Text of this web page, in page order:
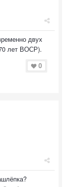
двух
лет ВОСР).
0